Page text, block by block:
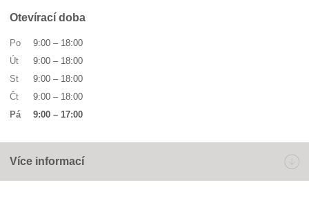
Otevírací doba
Po 9:00 – 18:00
Út
9:00 – 18:00
St
9:00 – 18:00
Čt
9:00 – 18:00
Pá
9:00 – 17:00
Více informací